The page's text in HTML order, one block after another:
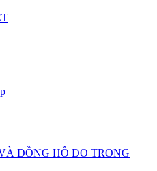
ĐỒNG HỒ ĐO TRONG